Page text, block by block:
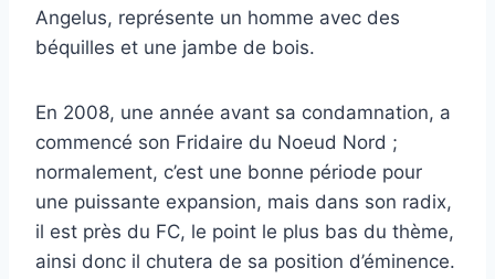
Angelus, représente un homme avec des
béquilles et une jambe de bois.
En 2008, une année avant sa condamnation, a
commencé son Fridaire du Noeud Nord ;
normalement, c’est une bonne période pour
une puissante expansion, mais dans son radix,
il est près du FC, le point le plus bas du thème,
ainsi donc il chutera de sa position d’éminence.